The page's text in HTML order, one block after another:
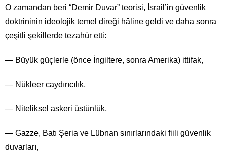
O zamandan beri “Demir Duvar” teorisi, İsrail’in güvenlik
doktrininin ideolojik temel direği hâline geldi ve daha sonra
çeşitli şekillerde tezahür etti:
— Büyük güçlerle (önce İngiltere, sonra Amerika) ittifak,
— Nükleer caydırıcılık,
— Niteliksel askeri üstünlük,
— Gazze, Batı Şeria ve Lübnan sınırlarındaki fiili güvenlik
duvarları,